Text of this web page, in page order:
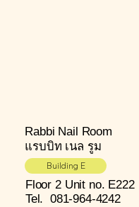
Rabbi Nail Room
แรบบิท เนล รูม
Building E
Floor 2 Unit no. E222
Tel. 081-964-4242